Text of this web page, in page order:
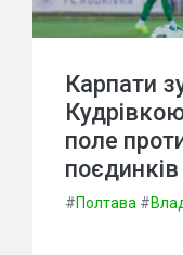
Карпати
поле
#Полтава #